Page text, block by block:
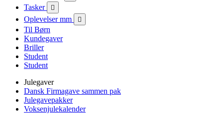
Tasker 
Oplevelser mm 
Til Børn
Kundegaver
Briller
Student
Student
Julegaver
Dansk Firmagave sammen pak
Julegavepakker
Voksenjulekalender